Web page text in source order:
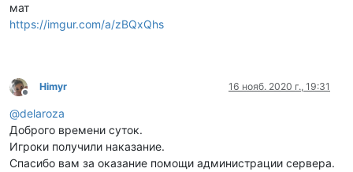
мат
https://imgur.com/a/zBQxQhs
Не в сети
Himyr 16 нояб. 2020 г., 19:31
@delaroza
Доброго времени суток.
Игроки получили наказание.
Спасибо вам за оказание помощи администрации сервера.